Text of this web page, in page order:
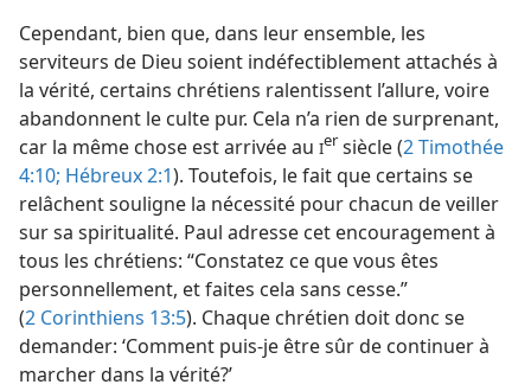
Cependant, bien que, dans leur ensemble, les
serviteurs de Dieu soient indéfectiblement attachés à
la vérité, certains chrétiens ralentissent l’allure, voire
abandonnent le culte pur. Cela n’a rien de surprenant,
car la même chose est arrivée au Ier siècle (2 Timothée
4:10; Hébreux 2:1). Toutefois, le fait que certains se
relâchent souligne la nécessité pour chacun de veiller
sur sa spiritualité. Paul adresse cet encouragement à
tous les chrétiens: “Constatez ce que vous êtes
personnellement, et faites cela sans cesse.”
(2 Corinthiens 13:5). Chaque chrétien doit donc se
demander: ‘Comment puis-​je être sûr de continuer à
marcher dans la vérité?’